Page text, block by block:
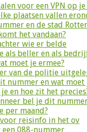
voor een VPN op je
plaatsen vallen
en de stad
het vandaan?
wie er belde
als beller en als
moet je ermee?
van de politie
nummer en wat moet
en hoe zit het
bel je dit
per maand?
reisinfo in het ov
088-nummer